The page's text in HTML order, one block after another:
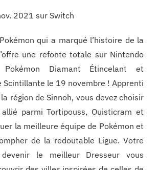
2021 sur Switch
qui a marqué l’histoire de la
une refonte totale sur Nintendo
Diamant Étincelant et
Scintillante le 19 novembre ! Apprenti
région de Sinnoh, vous devez choisir
parmi Tortipouss, Ouisticram et
la meilleure équipe de Pokémon et
de la redoutable Ligue. Votre
le meilleur Dresseur vous